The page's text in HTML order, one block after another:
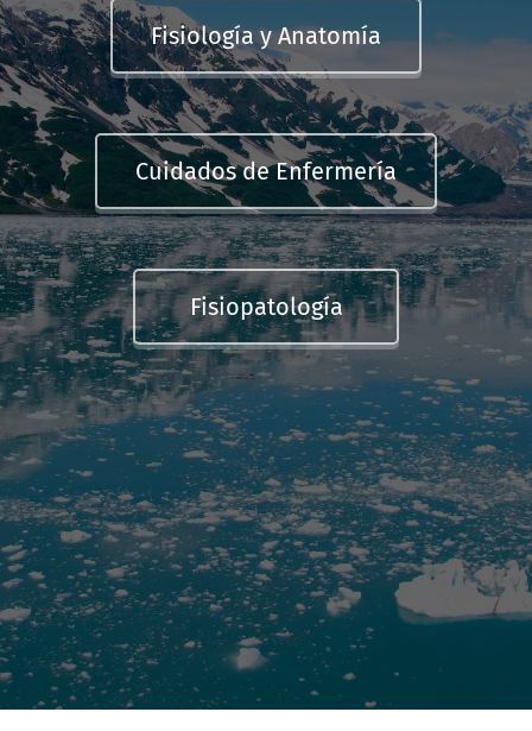
Fisiología y Anatomía
Cuidados de Enfermería
Fisiopatología